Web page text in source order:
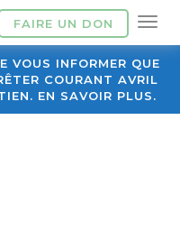
FAIRE UN DON
VOUS INFORMER QUE
COURANT AVRIL
EN SAVOIR PLUS.